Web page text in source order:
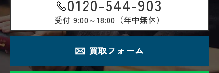
0120-544-903
受付 9:00～18:00（年中無休）
買取フォーム